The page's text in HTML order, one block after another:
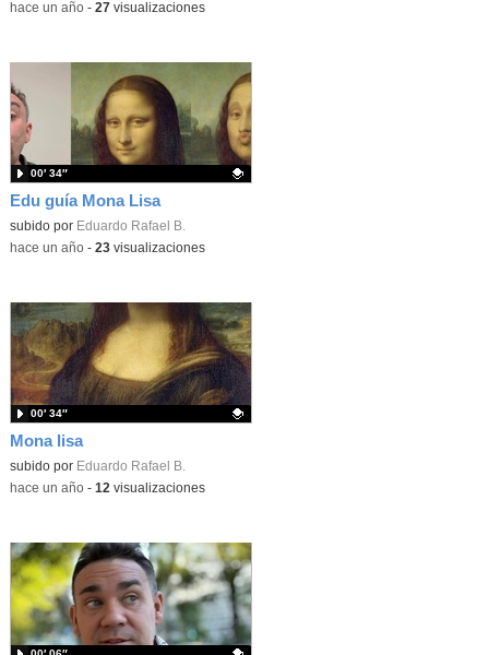
-hace un año- 27 visualizaciones
Edu guía Mona Lisa
Contenido educativo.
subido por Eduardo Rafael B.
00′ 34″
-hace un año- 23visualizaciones
Mona lisa
Contenido educativo.
subido por Eduardo Rafael B.
00′ 34″
-hace un año- 12 visualizaciones